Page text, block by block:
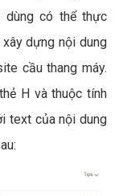
dùng có thể thực
dựng nội dung
cầu thang máy.
H và thuộc tính
text của nội dung